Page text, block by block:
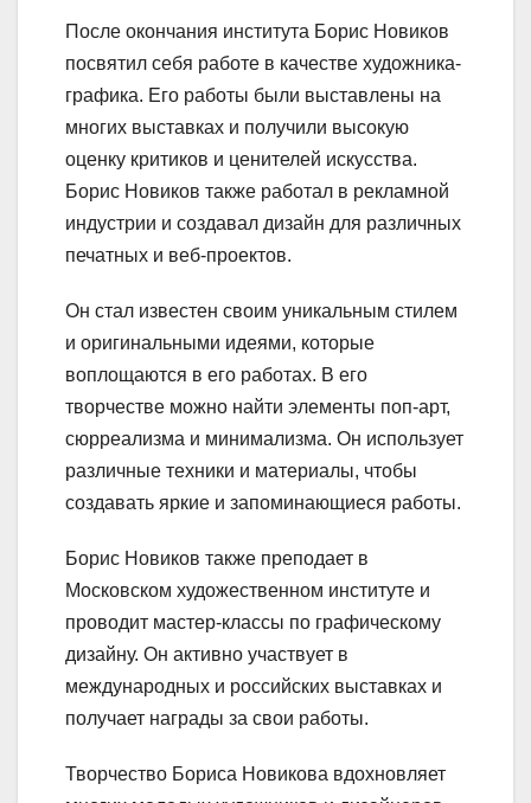
После окончания института Борис Новиков
посвятил себя работе в качестве художника-
графика. Его работы были выставлены на
многих выставках и получили высокую
оценку критиков и ценителей искусства.
Борис Новиков также работал в рекламной
индустрии и создавал дизайн для различных
печатных и веб-проектов.
Он стал известен своим уникальным стилем
и оригинальными идеями, которые
воплощаются в его работах. В его
творчестве можно найти элементы поп-арт,
сюрреализма и минимализма. Он использует
различные техники и материалы, чтобы
создавать яркие и запоминающиеся работы.
Борис Новиков также преподает в
Московском художественном институте и
проводит мастер-классы по графическому
дизайну. Он активно участвует в
международных и российских выставках и
получает награды за свои работы.
Творчество Бориса Новикова вдохновляет